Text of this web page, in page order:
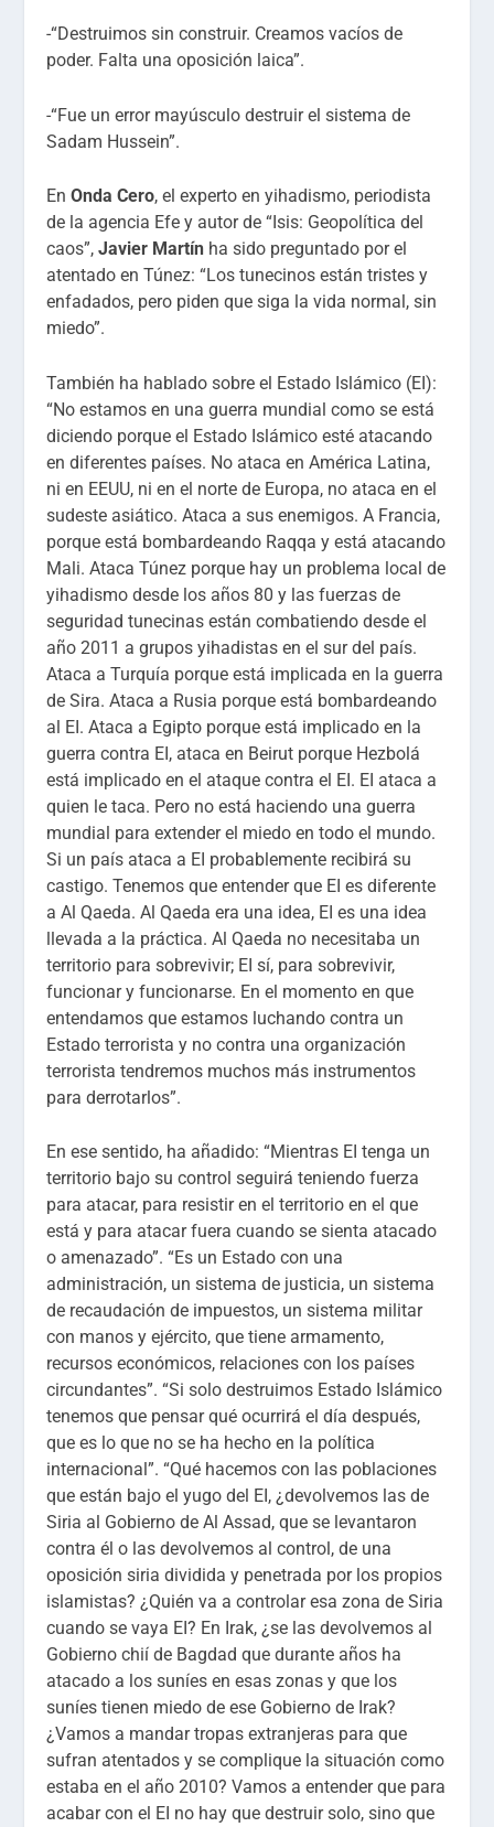
-“Destruimos sin construir. Creamos vacíos de
poder. Falta una oposición laica”.
-“Fue un error mayúsculo destruir el sistema de
Sadam Hussein”.
EnOnda Cero, el experto en yihadismo, periodista
de la agencia Efe y autor de “Isis: Geopolítica del
caos”,Javier Martín ha sido preguntado por el
atentado en Túnez: “Los tunecinos están tristes y
enfadados, pero piden que siga la vida normal, sin
miedo”.
También ha hablado sobre el Estado Islámico (EI):
“No estamos en una guerra mundial como se está
diciendo porque el Estado Islámico esté atacando
en diferentes países. No ataca en América Latina,
ni en EEUU, ni en el norte de Europa, no ataca en el
sudeste asiático. Ataca a sus enemigos. A Francia,
porque está bombardeando Raqqa y está atacando
Mali. Ataca Túnez porque hay un problema local de
yihadismo desde los años 80 y las fuerzas de
seguridad tunecinas están combatiendo desde el
año 2011 a grupos yihadistas en el sur del país.
Ataca a Turquía porque está implicada en la guerra
de Sira. Ataca a Rusia porque está bombardeando
al EI. Ataca a Egipto porque está implicado en la
guerra contra EI, ataca en Beirut porque Hezbolá
está implicado en el ataque contra el EI. EI ataca a
quien le taca. Pero no está haciendo una guerra
mundial para extender el miedo en todo el mundo.
Si un país ataca a EI probablemente recibirá su
castigo. Tenemos que entender que EI es diferente
a Al Qaeda. Al Qaeda era una idea, EI es una idea
llevada a la práctica. Al Qaeda no necesitaba un
territorio para sobrevivir; EI sí, para sobrevivir,
funcionar y funcionarse. En el momento en que
entendamos que estamos luchando contra un
Estado terrorista y no contra una organización
terrorista tendremos muchos más instrumentos
para derrotarlos”.
En ese sentido, ha añadido: “Mientras EI tenga un
territorio bajo su control seguirá teniendo fuerza
para atacar, para resistir en el territorio en el que
está y para atacar fuera cuando se sienta atacado
o amenazado”. “Es un Estado con una
administración, un sistema de justicia, un sistema
de recaudación de impuestos, un sistema militar
con manos y ejército, que tiene armamento,
recursos económicos, relaciones con los países
circundantes”. “Si solo destruimos Estado Islámico
tenemos que pensar qué ocurrirá el día después,
que es lo que no se ha hecho en la política
internacional”. “Qué hacemos con las poblaciones
que están bajo el yugo del EI, ¿devolvemos las de
Siria al Gobierno de Al Assad, que se levantaron
contra él o las devolvemos al control, de una
oposición siria dividida y penetrada por los propios
islamistas? ¿Quién va a controlar esa zona de Siria
cuando se vaya EI? En Irak, ¿se las devolvemos al
Gobierno chií de Bagdad que durante años ha
atacado a los suníes en esas zonas y que los
suníes tienen miedo de ese Gobierno de Irak?
¿Vamos a mandar tropas extranjeras para que
sufran atentados y se complique la situación como
estaba en el año 2010? Vamos a entender que para
acabar con el EI no hay que destruir solo, sino que